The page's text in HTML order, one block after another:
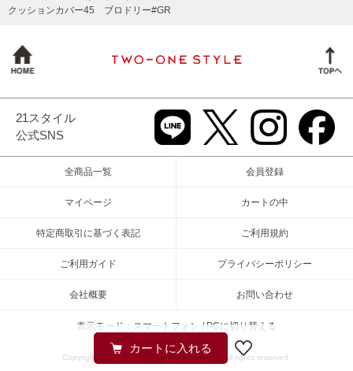
クッションカバー45 ブロドリー#GR
21スタイル
公式SNS
全商品一覧 会員登録
マイページ カートの中
特定商取引に基づく表記 ご利用規約
ご利用ガイド プライバシーポリシー
会社概要 お問い合わせ
表示モード：スマートフォン / PCに切り替える
Copyright (c) 2026 TWO-ONE STYLEネット All rights reserved.